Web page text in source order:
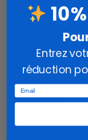
Roues et
Les roues en
type gravel
résistance et une
des pneus
irrégularités du
remarquable.
Position et
Entrez
réduction
Email